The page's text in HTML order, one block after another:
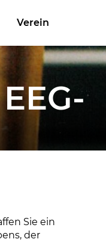
Verein
Sie ein
der